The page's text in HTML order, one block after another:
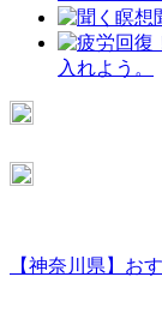
入れよう。
【神奈川県】お